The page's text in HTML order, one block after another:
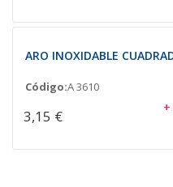
ARO INOXIDABLE
Código:A 3610
3,15 €